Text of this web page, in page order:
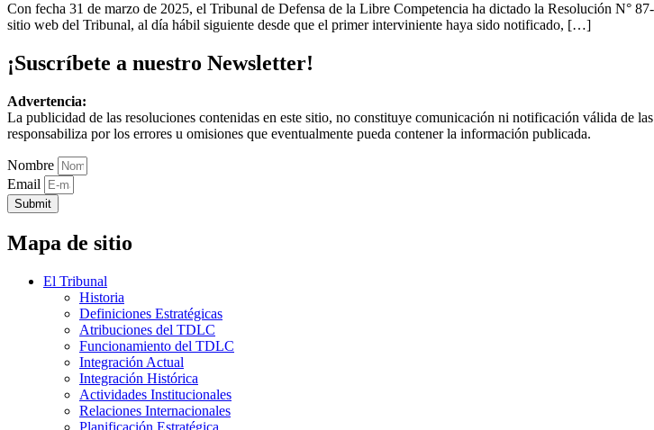
Con fecha 31 de marzo de 2025, el Tribunal de Defensa de la Libre Competencia ha dictado la Resolución N°
sitio web del Tribunal, al día hábil siguiente desde que el primer interviniente haya sido notificado, […]
¡Suscríbete a nuestro Newsletter!
Advertencia:
La publicidad de las resoluciones contenidas en este sitio, no constituye comunicación ni notificación válida de
responsabiliza por los errores u omisiones que eventualmente pueda contener la información publicada.
Nombre
Email
Submit
Mapa de sitio
El Tribunal
Historia
Definiciones Estratégicas
Atribuciones del TDLC
Funcionamiento del TDLC
Integración Actual
Integración Histórica
Actividades Institucionales
Relaciones Internacionales
Planificación Estratégica